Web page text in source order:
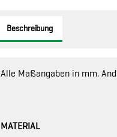
Beschreibung
Alle Maßangaben in mm.
MATERIAL